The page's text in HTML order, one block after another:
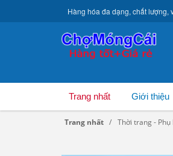
Hàng hóa đa dạng, chất lượng,
Trang nhất Giới thiệu
Trang nhất Thời trang - Phụ